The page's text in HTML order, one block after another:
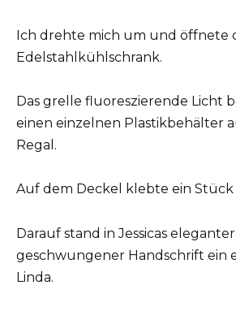
Ich drehte mich um und öffnete
Edelstahlkühlschrank.
Das grelle fluoreszierende Licht
einen einzelnen Plastikbehälter
Regal.
Auf dem Deckel klebte ein Stück
Darauf stand in Jessicas
geschwungener Handschrift ein
Linda.